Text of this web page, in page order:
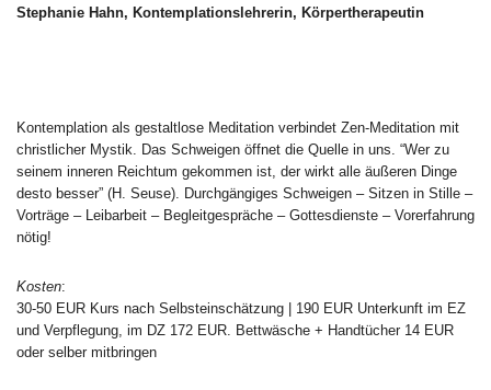
Stephanie Hahn, Kontemplationslehrerin, Körpertherapeutin
Kontemplation als gestaltlose Meditation verbindet Zen-Meditation mit
christlicher Mystik. Das Schweigen öffnet die Quelle in uns. “Wer zu
seinem inneren Reichtum gekommen ist, der wirkt alle äußeren Dinge
desto besser” (H. Seuse). Durchgängiges Schweigen – Sitzen in Stille –
Vorträge – Leibarbeit – Begleitgespräche – Gottesdienste – Vorerfahrung
nötig!
Kosten:
30-50 EUR Kurs nach Selbsteinschätzung | 190 EUR Unterkunft im EZ
und Verpflegung, im DZ 172 EUR. Bettwäsche + Handtücher 14 EUR
oder selber mitbringen